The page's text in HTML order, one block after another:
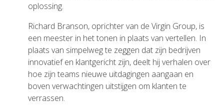
oplossing.
Richard Branson, oprichter van de Virgin Group, is
een meester in het tonen in plaats van vertellen. In
plaats van simpelweg te zeggen dat zijn bedrijven
innovatief en klantgericht zijn, deelt hij verhalen over
hoe zijn teams nieuwe uitdagingen aangaan en
boven verwachtingen uitstijgen om klanten te
verrassen.